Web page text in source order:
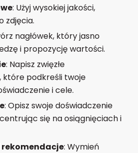
: Użyj wysokiej jakości,
zdjęcia.
nagłówek, który jasno
i propozycję wartości.
: Napisz zwięzłe
które podkreśli twoje
i cele.
: Opisz swoje doświadczenie
się na osiągnięciach i
: Wymień